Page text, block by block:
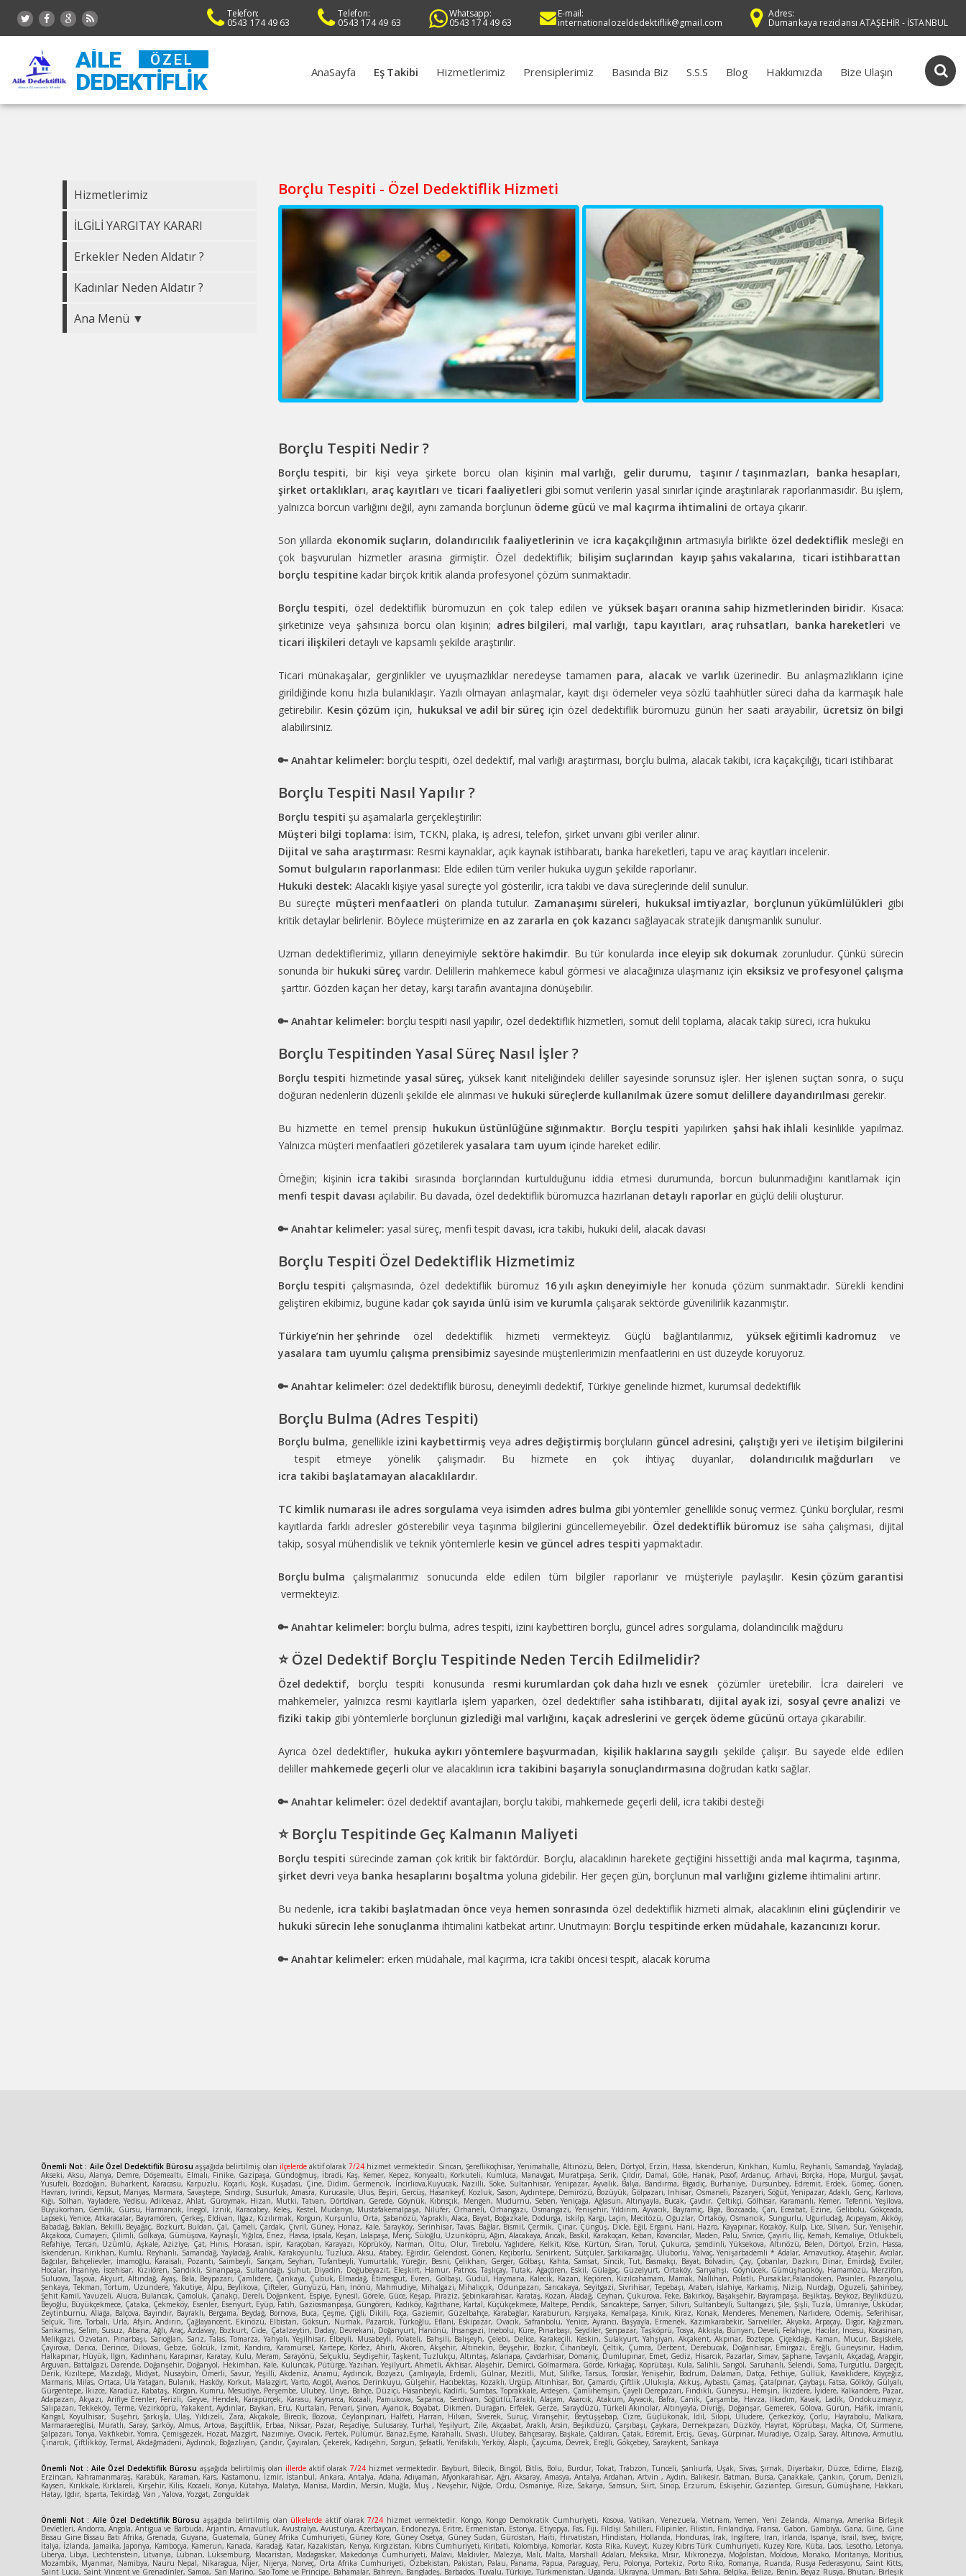
Telefon:
0543 174 49 63
Telefon:
0543 174 49 63
Whatsapp:
0543 174 49 63
E-mail:
internationalozeldedektiflik@gmail.com
Adres:
Dumankaya rezidansı ATAŞEHİR - İSTANBUL
AILE ÖZEL
DEDEKTIFLIK AnaSayfa Eş Takibi Hizmetlerimiz Prensiplerimiz Basında Biz S.S.S Blog Hakkımızda Bize Ulaşın
Hizmetlerimiz
İLGİLİ YARGITAY KARARI
Erkekler Neden Aldatır ?
Kadınlar Neden Aldatır ?
Ana Menü ▼
Borçlu Tespiti - Özel Dedektiflik Hizmeti
Borçlu Tespiti Nedir ?
Borçlu tespiti, bir kişi veya şirkete borcu olan kişinin mal varlığı, gelir durumu, taşınır / taşınmazları, banka hesapları,
şirket ortaklıkları, araç kayıtları ve ticari faaliyetleri gibi somut verilerin yasal sınırlar içinde araştırılarak raporlanmasıdır. Bu işlem,
yalnızca borcun varlığını değil, aynı zamanda borçlunun ödeme gücü ve mal kaçırma ihtimalini de ortaya çıkarır.
Son yıllarda ekonomik suçların, dolandırıcılık faaliyetlerinin ve icra kaçakçılığının artmasıyla birlikte özel dedektiflik mesleği en
çok başvurulan hizmetler arasına girmiştir. Özel dedektiflik; bilişim suçlarından kayıp şahıs vakalarına, ticari istihbarattan
borçlu tespitine kadar birçok kritik alanda profesyonel çözüm sunmaktadır.
Borçlu tespiti, özel dedektiflik büromuzun en çok talep edilen ve yüksek başarı oranına sahip hizmetlerinden biridir. Kısaca:
şirketinize veya şahsınıza borcu olan kişinin; adres bilgileri, mal varlığı, tapu kayıtları, araç ruhsatları, banka hareketleri ve
ticari ilişkileri detaylı ve kapsamlı şekilde araştırılır.
Ticari münakaşalar, gerginlikler ve uyuşmazlıklar neredeyse tamamen para, alacakve varlıküzerinedir. Bu anlaşmazlıkların içine
girildiğinde konu hızla bulanıklaşır. Yazılı olmayan anlaşmalar, kayıt dışı ödemeler veya sözlü taahhütler süreci daha da karmaşık hale
getirebilir. Kesin çözüm için, hukuksal ve adil bir süreçiçin özel dedektiflik büromuzu günün her saati arayabilir, ücretsiz ön bilgi
alabilirsiniz.
🔑 Anahtar kelimeler: borçlu tespiti, özel dedektif, mal varlığı araştırması, borçlu bulma, alacak takibi, icra kaçakçılığı, ticari istihbarat
Borçlu Tespiti Nasıl Yapılır ?
Borçlu tespiti şu aşamalarla gerçekleştirilir:
Müşteri bilgi toplama: İsim, TCKN, plaka, iş adresi, telefon, şirket unvanı gibi veriler alınır.
Dijital ve saha araştırması: Resmi kaynaklar, açık kaynak istihbaratı, banka hareketleri, tapu ve araç kayıtları incelenir.
Somut bulguların raporlanması: Elde edilen tüm veriler hukuka uygun şekilde raporlanır.
Hukuki destek: Alacaklı kişiye yasal süreçte yol gösterilir, icra takibi ve dava süreçlerinde delil sunulur.
Bu süreçte müşteri menfaatleri ön planda tutulur. Zamanaşımı süreleri, hukuksal imtiyazlar, borçlunun yükümlülükleri gibi
kritik detaylar belirlenir. Böylece müşterimize en az zararla en çok kazancı sağlayacak stratejik danışmanlık sunulur.
Uzman dedektiflerimiz, yılların deneyimiyle sektöre hakimdir. Bu tür konularda ince eleyip sık dokumakzorunludur. Çünkü sürecin
sonunda bir hukuki süreçvardır. Delillerin mahkemece kabul görmesi ve alacağınıza ulaşmanız için eksiksiz ve profesyonel çalışma
şarttır. Gözden kaçan her detay, karşı tarafın avantajına dönüşebilir.
🔑 Anahtar kelimeler: borçlu tespiti nasıl yapılır, özel dedektiflik hizmetleri, somut delil toplama, alacak takip süreci, icra hukuku
Borçlu Tespitinden Yasal Süreç Nasıl İşler ?
Borçlu tespiti hizmetinde yasal süreç, yüksek kanıt niteliğindeki deliller sayesinde sorunsuz işler. Her işlenen suçtan sonra, o suçu
doğuran nedenlerin düzenli şekilde ele alınması ve hukuki süreçlerde kullanılmak üzere somut delillere dayandırılması gerekir.
Bu hizmette en temel prensip hukukun üstünlüğüne sığınmaktır. Borçlu tespiti yapılırken şahsi hak ihlali kesinlikle yapılmaz.
Yalnızca müşteri menfaatleri gözetilerek yasalara tam uyum içinde hareket edilir.
Örneğin; kişinin icra takibi sırasında borçlarından kurtulduğunu iddia etmesi durumunda, borcun bulunmadığını kanıtlamak için
menfi tespit davası açılabilir. Bu davada, özel dedektiflik büromuzca hazırlanan detaylı raporlar en güçlü delili oluşturur.
🔑 Anahtar kelimeler: yasal süreç, menfi tespit davası, icra takibi, hukuki delil, alacak davası
Borçlu Tespiti Özel Dedektiflik Hizmetimiz
Borçlu tespiti çalışmasında, özel dedektiflik büromuz 16 yılı aşkın deneyimiyleher konuda çözüm sunmaktadır. Sürekli kendini
geliştiren ekibimiz, bugüne kadar çok sayıda ünlü isim ve kurumla çalışarak sektörde güvenilirlik kazanmıştır.
Türkiye’nin her şehrinde özel dedektiflik hizmeti vermekteyiz. Güçlü bağlantılarımız, yüksek eğitimli kadromuz ve
yasalara tam uyumlu çalışma prensibimiz sayesinde müşterilerimizin menfaatlerini en üst düzeyde koruyoruz.
🔑 Anahtar kelimeler: özel dedektiflik bürosu, deneyimli dedektif, Türkiye genelinde hizmet, kurumsal dedektiflik
Borçlu Bulma (Adres Tespiti)
Borçlu bulma, genellikle izini kaybettirmiş veya adres değiştirmişborçluların güncel adresini, çalıştığı yeri ve iletişim bilgilerini
tespit etmeye yönelik çalışmadır. Bu hizmete en çok ihtiyaç duyanlar, dolandırıcılık mağdurları ve
icra takibi başlatamayan alacaklılardır.
TC kimlik numarası ile adres sorgulama veya isimden adres bulma gibi yöntemler genellikle sonuç vermez. Çünkü borçlular, resmi
kayıtlarda farklı adresler gösterebilir veya taşınma bilgilerini güncellemeyebilir. Özel dedektiflik büromuz ise saha çalışması, dijital
takip, sosyal mühendislik ve teknik yöntemlerle kesin ve güncel adres tespiti yapmaktadır.
Borçlu bulma çalışmalarımız sonucunda elde edilen tüm bilgiler raporlanır ve müşteriyle paylaşılır. Kesin çözüm garantisi
vermekteyiz.
🔑 Anahtar kelimeler: borçlu bulma, adres tespiti, izini kaybettiren borçlu, güncel adres sorgulama, dolandırıcılık mağduru
⭐ Özel Dedektif Borçlu Tespitinde Neden Tercih Edilmelidir?
Özel dedektif, borçlu tespiti konusunda resmi kurumlardan çok daha hızlı ve esnek çözümler üretebilir. İcra daireleri ve
mahkemeler, yalnızca resmi kayıtlarla işlem yaparken, özel dedektifler saha istihbaratı, dijital ayak izi, sosyal çevre analizi ve
fiziki takip gibi yöntemlerle borçlunun gizlediği mal varlığını, kaçak adreslerini ve gerçek ödeme gücünü ortaya çıkarabilir.
Ayrıca özel dedektifler, hukuka aykırı yöntemlere başvurmadan, kişilik haklarına saygılı şekilde çalışır. Bu sayede elde edilen
deliller mahkemede geçerli olur ve alacaklının icra takibini başarıyla sonuçlandırmasına doğrudan katkı sağlar.
🔑 Anahtar kelimeler: özel dedektif avantajları, borçlu takibi, mahkemede geçerli delil, icra takibi desteği
⭐ Borçlu Tespitinde Geç Kalmanın Maliyeti
Borçlu tespiti sürecinde zaman çok kritik bir faktördür. Borçlu, alacaklının harekete geçtiğini hissettiği anda mal kaçırma, taşınma,
şirket devri veya banka hesaplarını boşaltma yoluna gidebilir. Her geçen gün, borçlunun mal varlığını gizleme ihtimalini artırır.
Bu nedenle, icra takibi başlatmadan önce veya hemen sonrasında özel dedektiflik hizmeti almak, alacaklının elini güçlendirir ve
hukuki sürecin lehe sonuçlanma ihtimalini katbekat artırır. Unutmayın: Borçlu tespitinde erken müdahale, kazancınızı korur.
🔑 Anahtar kelimeler: erken müdahale, mal kaçırma, icra takibi öncesi tespit, alacak koruma
Önemli Not : Aile Özel Dedektiflik Bürosu aşşağıda belirtilmiş olan ilçelerdeaktif olarak7/24 hizmet vermektedir. Sincan, Şereflikoçhisar, Yenimahalle, Altınözü, Belen, Dörtyol, Erzin, Hassa, İskenderun, Kırıkhan, Kumlu, Reyhanlı, Samandağ, Yayladağ,
Akseki, Aksu, Alanya, Demre, Döşemealtı, Elmalı, Finike, Gazipaşa, Gündoğmuş, İbradi, Kaş, Kemer, Kepez, Konyaaltı, Korkuteli, Kumluca, Manavgat, Muratpaşa, Serik, Çıldır, Damal, Göle, Hanak, Posof, Ardanuç, Arhavi, Borçka, Hopa, Murgul, Şavşat,
Yusufeli, Bozdoğan, Buharkent, Karacasu, Karpuzlu, Koçarlı, Köşk, Kuşadası, Çine, Didim, Germencik, İncirliova,Kuyucak, Nazilli, Söke, Sultanhisar, Yenipazar, Ayvalık, Balya, Bandırma, Bigadiç, Burhaniye, Dursunbey, Edremit, Erdek, Gömeç, Gönen,
Havran, İvrindi, Kepsut, Manyas, Marmara, Savaştepe, Sındırgı, Susurluk, Amasra, Kurucasile, Ulus, Beşiri, Gercüş, Hasankeyf, Kozluk, Sason, Aydıntepe, Demirözü, Bozüyük, Gölpazarı, İnhisar, Osmaneli, Pazaryeri, Söğüt, Yenipazar, Adaklı, Genç, Karlıova,
Kığı, Solhan, Yayladere, Yedisu, Adilcevaz, Ahlat, Güroymak, Hizan, Mutki, Tatvan, Dörtdivan, Gerede, Göynük, Kıbrısçık, Mengen, Mudurnu, Seben, Yeniçağa, Ağlasun, Altınyayla, Bucak, Çavdır, Çeltikçi, Gölhisar, Karamanlı, Kemer, Tefenni, Yeşilova,
Büyükorhan, Gemlik, Gürsu, Harmancık, İnegöl, İznik, Karacabey, Keleş, Kestel, Mudanya, Mustafakemalpaşa, Nilüfer, Orhaneli, Orhangazi, Osmangazi, Yenişehir, Yıldırım, Ayvacık, Bayramiç, Biga, Bozcaada, Çan, Eceabat, Ezine, Gelibolu, Gökçeada,
Lapseki, Yenice, Atkaracalar, Bayramören, Çerkeş, Eldivan, Ilgaz, Kızılırmak, Korgun, Kurşunlu, Orta, Şabanözü, Yapraklı, Alaca, Bayat, Boğazkale, Dodurga, İskilp, Kargı, Laçin, Mecitözü, Oğuzlar, Ortaköy, Osmancık, Sungurlu, Uğurludağ, Acıpayam, Akköy,
Babadağ, Baklan, Bekilli, Beyağaç, Bozkurt, Buldan, Çal, Çameli, Çardak, Çivril, Güney, Honaz, Kale, Sarayköy, Serinhisar, Tavas, Bağlar, Bismil, Çermik, Çınar, Çüngüş, Dicle, Eğil, Ergani, Hani, Hazro, Kayapınar, Kocaköy, Kulp, Lice, Silvan, Sur, Yenişehir,
Akçakoca, Cumayeri, Çilimli, Gölkaya, Gümüşova, Kaynaşlı, Yığılca, Enez, Havsa, İpsala, Keşan, Lalapaşa, Meriç, Süloğlu, Uzunköprü, Ağın, Alacakaya, Arıcak, Baskil, Karakoçan, Keban, Kovancılar, Maden, Palu, Sivrice, Çayırlı, İliç, Kemah, Kemaliye, Otlukbeli,
Refahiye, Tercan, Üzümlü, Aşkale, Aziziye, Çat, Hınıs, Horasan, İspir, Karaçoban, Karayazı, Köprüköy, Narman, Oltu, Olur, Tirebolu, Yağlıdere, Kelkit, Köse, Kürtün, Siran, Torul, Çukurca, Şemdinli, Yüksekova, Altınözü, Belen, Dörtyol, Erzin, Hassa,
İskenderun, Kırıkhan, Kumlu, Reyhanlı, Samandağ, Yayladağ, Aralık, Karakoyunlu, Tuzluca, Aksu, Atabey, Eğirdir, Gelendost, Gönen, Keçiborlu, Senirkent, Sütçüler, Şarkikaraağaç, Uluborlu, Yalvaç, Yenişarbademli * Adalar, Arnavutköy, Ataşehir, Avcılar,
Bağcılar, Bahçelievler, İmamoğlu, Karaisalı, Pozantı, Saimbeyli, Sarıçam, Seyhan, Tufanbeyli, Yumurtalık, Yüreğir, Besni, Çelikhan, Gerger, Gölbaşı, Kahta, Samsat, Sincik, Tut, Basmakçı, Bayat, Bolvadin, Çay, Çobanlar, Dazkırı, Dinar, Emirdağ, Evciler,
Hocalar, İhsaniye, İscehisar, Kızılören, Sandıklı, Sinanpaşa, Sultandağı, Şuhut, Diyadin, Doğubeyazıt, Eleşkirt, Hamur, Patnos, Taşlıçay, Tutak, Ağaçören, Eskil, Gülağaç, Güzelyurt, Ortaköy, Sarıyahşi, Göynücek, Gümüşhacıköy, Hamamözü, Merzifon,
Suluova, Taşova, Akyurt, Altındağ, Ayaş, Bala, Beypazarı, Çamlıdere, Çankaya, Çubuk, Elmadağ, Etimesgut, Evren, Gölbaşı, Güdül, Haymana, Kalecik, Kazan, Keçiören, Kızılcahamam, Mamak, Nallıhan, Polatlı, Pursaklar,Palandöken, Pasinler, Pazaryolu,
Şenkaya, Tekman, Tortum, Uzundere, Yakutiye, Alpu, Beylikova, Çifteler, Günyüzü, Han, İnönü, Mahmudiye, Mihalgazi, Mihalıççık, Odunpazarı, Sarıcakaya, Seyitgazi, Sivrihisar, Tepebaşı, Araban, İslahiye, Karkamış, Nizip, Nurdağı, Oğuzeli, Şahinbey,
Şehit Kamil, Yavuzeli, Alucra, Bulancak, Çamoluk, Çanakçı, Dereli, Doğankent, Espiye, Eynesil, Görele, Güce, Keşap, Piraziz, Şebinkarahisar, Karataş, Kozan, Aladağ, Ceyhan, Çukurova, Feke, Bakırköy, Başakşehir, Bayrampaşa, Beşiktaş, Beykoz, Beylikdüzü,
Beyoğlu, Büyükçekmece, Çatalca, Çekmeköy, Esenler, Esenyurt, Eyüp, Fatih, Gaziosmanpaşa, Güngören, Kadıköy, Kağıthane, Kartal, Küçükçekmece, Maltepe, Pendik, Sancaktepe, Sarıyer, Silivri, Sultanbeyli, Sultangazi, Şile, Şişli, Tuzla, Ümraniye, Üsküdar,
Zeytinburnu, Aliağa, Balçova, Bayındır, Bayraklı, Bergama, Beydağ, Bornova, Buca, Çeşme, Çiğli, Dikili, Foça, Gaziemir, Güzelbahçe, Karabağlar, Karaburun, Karşıyaka, Kemalpaşa, Kınık, Kiraz, Konak, Menderes, Menemen, Narlıdere, Ödemiş, Seferihisar,
Selçuk, Tire, Torbalı, Urla, Afşin, Andırın, Çağlayancerit, Ekinözü, Elbistan, Göksun, Nurhak, Pazarcık, Türkoğlu, Eflani, Eskipazar, Ovacık, Safranbolu, Yenice, Ayrancı, Başyayla, Ermenek, Kazımkarabekir, Sarıveliler, Akyaka, Arpaçay, Digor, Kağızman,
Sarıkamış, Selim, Susuz, Abana, Ağlı, Araç, Azdavay, Bozkurt, Cide, Çatalzeytin, Daday, Devrekani, Doğanyurt, Hanönü, İhsangazi, İnebolu, Küre, Pınarbaşı, Seydiler, Şenpazar, Taşköprü, Tosya, Akkışla, Bünyan, Develi, Felahiye, Hacılar, İncesu, Kocasinan,
Melikgazi, Özvatan, Pınarbaşı, Sarıoğlan, Sarız, Talas, Tomarza, Yahyalı, Yeşilhisar, Elbeyli, Musabeyli, Polateli, Bahşili, Balışeyh, Çelebi, Delice, Karakeçili, Keskin, Sulakyurt, Yahşiyan, Akçakent, Akpınar, Boztepe, Çiçekdağı, Kaman, Mucur, Başiskele,
Çayırova, Darıca, Derince, Dilovası, Gebze, Gölcük, İzmit, Kandıra, Karamürsel, Kartepe, Körfez, Ahırlı, Akören, Akşehir, Altınekin, Beyşehir, Bozkır, Cihanbeyli, Çeltik, Çumra, Derbent, Derebucak, Doğanhisar, Emirgazi, Ereğli, Güneysınır, Hadim,
Halkapınar, Hüyük, Ilgın, Kadınhanı, Karapınar, Karatay, Kulu, Meram, Sarayönü, Selçuklu, Seydişehir, Taşkent, Tuzlukçu, Altıntaş, Aslanapa, Çavdarhisar, Domaniç, Dumlupınar, Emet, Gediz, Hisarcık, Pazarlar, Simav, Şaphane, Tavşanlı, Akçadağ, Arapgir,
Arguvan, Battalgazi, Darende, Doğanşehir, Doğanyol, Hekimhan, Kale, Kuluncak, Pütürge, Yazıhan, Yeşilyurt, Ahmetli, Akhisar, Alaşehir, Demirci, Gölmarmara, Görde, Kırkağaç, Köprübaşı, Kula, Salihli, Sarıgöl, Saruhanlı, Selendi, Soma, Turgutlu, Dargeçit,
Derik, Kızıltepe, Mazıdağı, Midyat, Nusaybin, Ömerli, Savur, Yeşilli, Akdeniz, Anamu, Aydıncık, Bozyazı, Çamlıyayla, Erdemli, Gülnar, Mezitli, Mut, Silifke, Tarsus, Toroslar, Yenişehir, Bodrum, Dalaman, Datça, Fethiye, Güllük, Kavaklıdere, Köyçeğiz,
Marmaris, Milas, Ortaca, Ula Yatağan, Bulanık, Hasköy, Korkut, Malazgirt, Varto, Acıgöl, Avanos, Derinkuyu, Gülşehir, Hacıbektaş, Kozaklı, Ürgüp, Altınhisar, Bor, Çamardı, Çiftlik ,Ulukışla, Akkuş, Aybastı, Çamaş, Çatalpınar, Çaybaşı, Fatsa, Gölköy, Gülyalı,
Gürgentepe, İkizce, Karadüz, Kabataş, Korgan, Kumru, Mesudiye, Perşembe, Ulubey, Ünye, Bahçe, Düziçi, Hasanbeyli, Kadirli, Sumbas, Toprakkale, Ardeşen, Çamlıhemşin, Çayeli Derepazarı, Fındıklı, Güneysu, Hemşin, İkizdere, İyidere, Kalkandere, Pazar,
Adapazarı, Akyazı, Arifiye Erenler, Ferizli, Geyve, Hendek, Karapürçek, Karasu, Kaynarca, Kocaali, Pamukova, Sapanca, Serdivan, Söğütlü,Taraklı, Alaçam, Asarcık, Atakum, Ayvacık, Bafra, Canik, Çarşamba, Havza, İlkadım, Kavak, Ladik, Ondokuzmayız,
Salıpazarı, Tekkeköy, Terme, Vezirköprü, Yakakent, Aydınlar, Baykan, Eru, Kurtalan, Pervari, Şirvan, Ayancık, Boyabat, Dikmen, Durağan, Erfelek, Gerze, Saraydüzü, Türkeli Akıncılar, Altınyayla, Divriği, Doğanşar, Gemerek, Gölova, Gürün, Hafik, İmranlı,
Kangal, Koyulhisar, Suşehri, Şarkışla, Ulaş, Yıldızeli, Zara, Akçakale, Birecik, Bozova, Ceylanpınarı, Halfeti, Harran, Hilvan, Siverek, Suruç, Viranşehir, Beytüşşebap, Cizre, Güçlükonak, İdil, Silopi, Uludere, Çerkezköy, Çorlu, Hayrabolu, Malkara,
Marmaraereğlisi, Muratlı, Saray, Şarköy, Almus, Artova, Başçiftlik, Erbaa, Niksar, Pazar, Reşadiye, Sulusaray, Turhal, Yeşilyurt, Zile, Akçaabat, Araklı, Arsin, Beşikdüzü, Çarşıbaşı, Çaykara, Dernekpazarı, Düzköy, Hayrat, Köprübaşı, Maçka, Of, Sürmene,
Şalpazarı, Tonya, Vakfıkebir, Yomra, Çemişgezek, Hozat, Mazgirt, Nazımiye, Ovacık, Pertek, Pülümür, Banaz,Eşme, Karahallı, Sivaslı, Ulubey, Bahçesaray, Başkale, Çaldıran, Çatak, Edremit, Erciş, Gevaş, Gürpınar, Muradiye, Özalp, Saray, Altınova, Armutlu,
Çınarcık, Çiftlikköy, Termal, Akdağmadeni, Aydıncık, Boğazlıyan, Çandır, Çayıralan, Çekerek, Kadışehri, Sorgun, Şefaatli, Yenifakılı, Yerköy, Alaplı, Çaycuma, Devrek, Ereğli, Gökçebey, Saraykent, Sarıkaya
Önemli Not : Aile Özel Dedektiflik Bürosu aşşağıda belirtilmiş olan illerde aktif olarak 7/24 hizmet vermektedir. Bayburt, Bilecik, Bingöl, Bitlis, Bolu, Burdur, Tokat, Trabzon, Tunceli, Şanlıurfa, Uşak, Sivas, Şırnak, Diyarbakır, Düzce, Edirne, Elazığ,
Erzincan, Kahramanmaraş, Karabük, Karaman, Kars, Kastamonu, İzmir, İstanbul, Ankara, Antalya, Adana, Adıyaman, Afyonkarahisar, Ağrı, Aksaray, Amasya, Antalya, Ardahan, Artvin , Aydın, Balıkesir, Batman, Bursa, Çanakkale, Çankırı, Çorum, Denizli,
Kayseri, Kırıkkale, Kırklareli, Kırşehir, Kilis, Kocaeli, Konya, Kütahya, Malatya, Manisa, Mardin, Mersin, Muğla, Muş , Nevşehir, Niğde, Ordu, Osmaniye, Rize, Sakarya, Samsun, Siirt, Sinop, Erzurum, Eskişehir, Gaziantep, Giresun, Gümüşhane, Hakkari,
Hatay, Iğdır, Isparta, Tekirdağ, Van , Yalova, Yozgat, Zonguldak
Önemli Not : Aile Özel Dedektiflik Bürosu aşşağıda belirtilmiş olan ülkelerde aktif olarak7/24 hizmet vermektedir. Kongo, Kongo Demokratik Cumhuriyeti, Kosova, Vatikan, Venezuela, Vietnam, Yemen, Yeni Zelanda, Almanya, Amerika Birleşik
Devletleri, Andorra, Angola, Antigua ve Barbuda, Arjantin, Arnavutluk, Avustralya, Avusturya, Azerbaycan, Endonezya, Eritre, Ermenistan, Estonya, Etiyopya, Fas, Fiji, Fildişi Sahilleri, Filipinler, Filistin, Finlandiya, Fransa, Gabon, Gambiya, Gana, Gine, Gine
Bissau Gine Bissau Batı Afrika, Grenada, Guyana, Guatemala, Güney Afrika Cumhuriyeti, Güney Kore, Güney Osetya, Güney Sudan, Gürcistan, Haiti, Hırvatistan, Hindistan, Hollanda, Honduras, Irak, İngiltere, İran, İrlanda, İspanya, İsrail, İsveç, İsviçre,
İtalya, İzlanda, Jamaika, Japonya, Kamboçya, Kamerun, Kanada, Karadağ, Katar, Kazakistan, Kenya, Kırgızistan, Kıbrıs Cumhuriyeti, Kiribati, Kolombiya, Komorlar, Kosta Rika, Kuveyt, Kuzey Kıbrıs Türk Cumhuriyeti, Kuzey Kore, Küba, Laos, Lesotho, Letonya,
Liberya, Libya, Liechtenstein, Litvanya, Lübnan, Lüksemburg, Macaristan, Madagaskar, Makedonya Cumhuriyeti, Malavi, Maldivler, Malezya, Mali, Malta, Marshall Adaları, Meksika, Mısır, Mikronezya, Moğolistan, Moldova, Monako, Moritanya, Moritius,
Mozambik, Myanmar, Namibya, Nauru Nepal, Nikaragua, Nijer, Nijerya, Norveç, Orta Afrika Cumhuriyeti, Özbekistan, Pakistan, Palau, Panama, Papua, Paraguay, Peru, Polonya, Portekiz, Porto Riko, Romanya, Ruanda, Rusya Federasyonu, Saint Kitts,
Saint Lucia, Saint Vincent ve Grenadinler, Samoa, San Marino, Sao Tome ve Principe, Bahamalar, Bahreyn, Bangladeş, Barbados, Tuvalu, Türkiye, Türkmenistan, Uganda, Ukrayna, Umman, Batı Sahra, Belçika, Belize, Benin, Beyaz Rusya, Bhutan, Birleşik